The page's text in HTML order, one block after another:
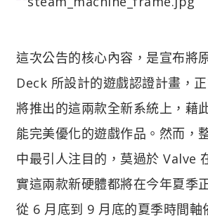
這次公告的核心內容，是宣布將
Deck 所設計的遊戲認證計畫，
將推出的這兩款全新系統上，藉
能完美優化的遊戲作品。然而，
中最引人注目的，莫過於 Valve
實這兩款新硬體都將在今年夏季
從 6 月底到 9 月底的夏季時間軸